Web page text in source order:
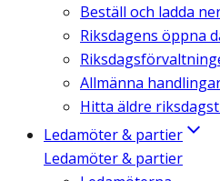
Beställ och ladda
Riksdagens öppna
Allmänna
Hitta äldre
Ledamöter & partier
Ledamöter & partier